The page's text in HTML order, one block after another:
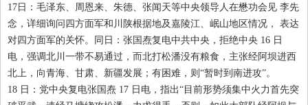
17 日：毛泽东、周恩来、朱德、张闻天等中央领导人在懋功会见 李先
念，详细询问四方面军和川陕根据地及嘉陵江、岷山地区情况， 表达
对四方面军的关怀。同日：张国焘复电中共中央，拒绝中央 16 日
电，强调北川一带不易通过，而北打松潘没有粮食，主张经阿坝进西
北上，向青海、甘肃、新疆发展；有困难，则“暂时到南进攻”。
18 日：党中央复电张国焘 17 日电，指出“目前形势须集中火力首先突